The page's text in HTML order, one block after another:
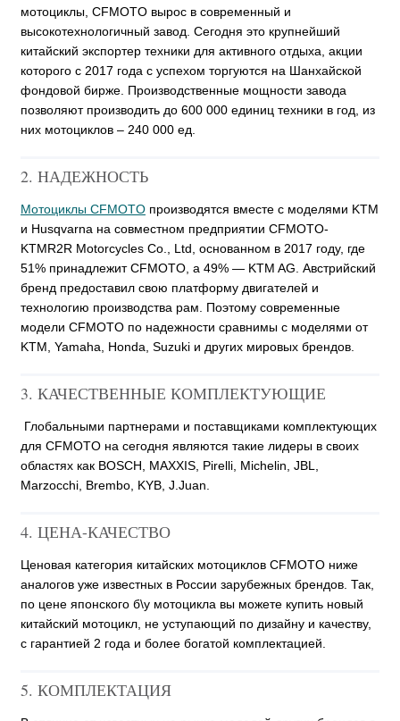
мотоциклы, CFMOTO вырос в современный и
высокотехнологичный завод. Сегодня это крупнейший
китайский экспортер техники для активного отдыха, акции
которого с 2017 года с успехом торгуются на Шанхайской
фондовой бирже. Производственные мощности завода
позволяют производить до 600 000 единиц техники в год, из
них мотоциклов – 240 000 ед.
2. НАДЕЖНОСТЬ
Мотоциклы CFMOTO производятся вместе с моделями KTM
и Husqvarna на совместном предприятии CFMOTO-
KTMR2R Motorcycles Co., Ltd, основанном в 2017 году, где
51% принадлежит CFMOTO, а 49% — KTM AG. Австрийский
бренд предоставил свою платформу двигателей и
технологию производства рам. Поэтому современные
модели CFMOTO по надежности сравнимы с моделями от
KTM, Yamaha, Honda, Suzuki и других мировых брендов.
3. КАЧЕСТВЕННЫЕ КОМПЛЕКТУЮЩИЕ
Глобальными партнерами и поставщиками комплектующих
для CFMOTO на сегодня являются такие лидеры в своих
областях как BOSCH, MAXXIS, Pirelli, Michelin, JBL,
Marzocchi, Brembo, KYB, J.Juan.
4. ЦЕНА-КАЧЕСТВО
Ценовая категория китайских мотоциклов CFMOTO ниже
аналогов уже известных в России зарубежных брендов. Так,
по цене японского б\у мотоцикла вы можете купить новый
китайский мотоцикл, не уступающий по дизайну и качеству,
с гарантией 2 года и более богатой комплектацией.
5. КОМПЛЕКТАЦИЯ